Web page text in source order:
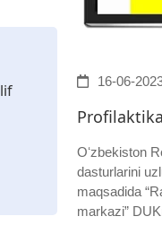
16-06-
Oʻzbekiston
dasturlarini
maqsadida
markazi”